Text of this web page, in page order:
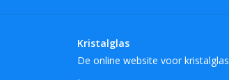
Kristalglas
De online website voor kristalglas